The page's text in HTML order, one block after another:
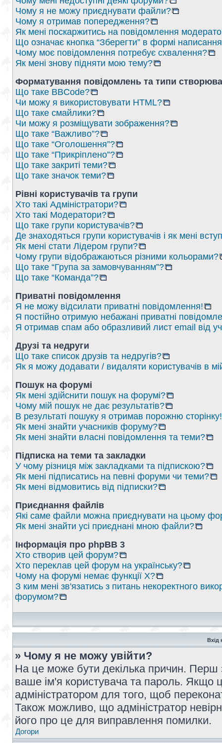
Чому я не можу приєднувати файли?
Чому я отримав попередження?
Як мені поскаржитись на повідомлення
Що означає кнопка “Зберегти” в формі
Чому моє повідомлення потребує схвалення?
Як мені знову підняти мою тему?
Форматування повідомлень та типи
Що таке BBCode?
Чи можу я використовувати HTML?
Що таке смайлики?
Чи можу я розміщувати зображення?
Що таке “Важливо”?
Що таке “Оголошення”?
Що таке “Прикріплено”?
Що таке закриті теми?
Що таке значок теми?
Рівні користувачів та групи
Хто такі Адміністратори?
Хто такі Модератори?
Що таке групи користувачів?
Де знаходяться групи користувачів і як мені
Як мені стати Лідером групи?
Чому групи відображаються різними кольорами?
Що таке “Група за замовчуванням”?
Що таке “Команда”?
Приватні повідомлення
Я не можу відсилати приватні повідомлення!
Я постійно отримую небажані приватні
Я отримав спам або образливий лист email від
Друзі та недруги
Що таке список друзів та недругів?
Як я можу додавати / видаляти користувачів в
Пошук на форумі
Як мені здійснити пошук на форумі?
Чому мій пошук не дає результатів?
В результаті пошуку я отримав порожню сторінку!
Як мені знайти учасників форуму?
Як мені знайти власні повідомлення та теми?
Підписка на теми та закладки
У чому різниця між закладками та підпискою?
Як мені підписатись на певні форуми чи теми?
Як мені відмовитись від підписки?
Приєднання файлів
Які саме файли можна приєднувати на цьому
Як мені знайти усі приєднані мною файли?
Інформація про phpBB 3
Хто створив цей форум?
Хто переклав цей форум на українську?
Чому на форумі немає функції X?
З ким мені зв'язатись з питань некоректного
форумом?
Вхід
» Чому я не можу увійти?
На це може бути декілька причин. Перш
ваше ім'я користувача та пароль. Якщо
адміністратором для того, щоб
Також можливо, що адміністратор
його про це для виправлення помилки.
Догори